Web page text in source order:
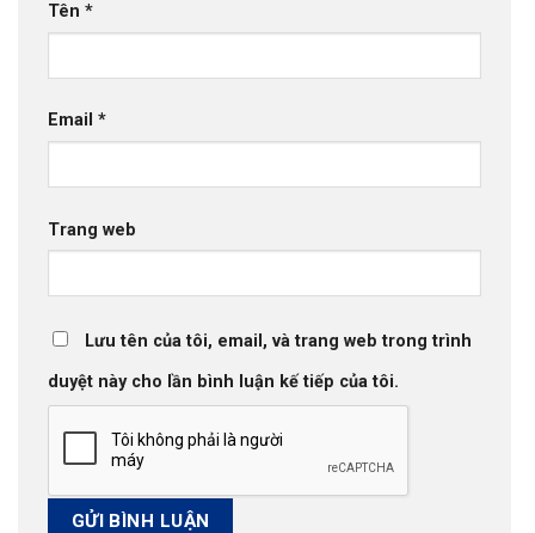
Tên *
Email *
Trang web
Lưu tên của tôi, email, và trang web trong trình
duyệt này cho lần bình luận kế tiếp của tôi.